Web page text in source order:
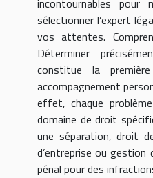
sélectionner l’expert
vos attentes.
Déterminer
constitue la
accompagnement
effet, chaque
domaine de droit
une séparation, droit
d’entreprise ou
pénal pour des